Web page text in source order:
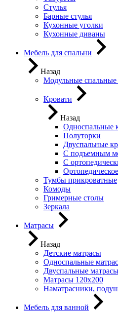
Стулья
Барные стулья
Кухонные уголки
Кухонные диваны
Мебель для спальни
Назад
Модульные спальные
Кровати
Назад
Односпальные
Полуторки
Двуспальные
С подъемным
С
Тумбы прикроватные
Комоды
Гримерные столы
Зеркала
Матрасы
Назад
Детские матрасы
Односпальные
Двуспальные матрасы
Матрасы 120х200
Наматрасники,
Мебель для ванной